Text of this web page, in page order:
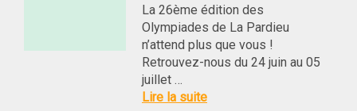
La 26ème édition des
Olympiades de La Pardieu
n’attend plus que vous !
Retrouvez-nous du 24 juin au 05
juillet …
Lire la suite